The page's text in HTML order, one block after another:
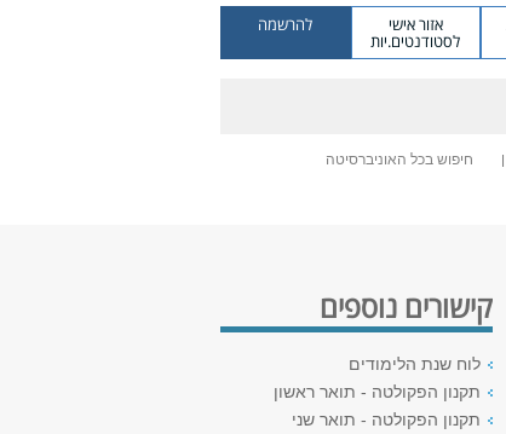
אזור אישי
לסטודנטים.יות
להרשמה
חיפוש בכל האוניברסיטה
קישורים נוספים
לוח שנת הלימודים
תקנון הפקולטה - תואר ראשון
תקנון הפקולטה - תואר שני